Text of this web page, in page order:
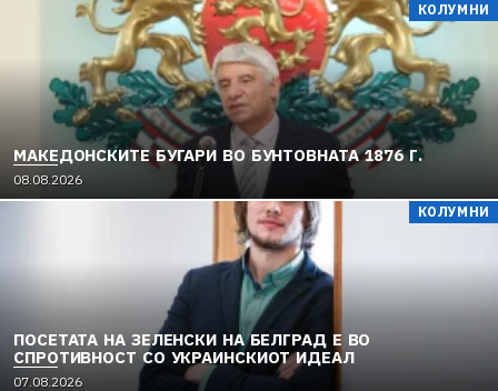
КОЛУМНИ
МАКЕДОНСКИТЕ БУГАРИ ВО БУНТОВНАТА 1876 Г.
08.08.2026
КОЛУМНИ
ПОСЕТАТА НА ЗЕЛЕНСКИ НА БЕЛГРАД Е ВО
СПРОТИВНОСТ СО УКРАИНСКИОТ ИДЕАЛ
07.08.2026